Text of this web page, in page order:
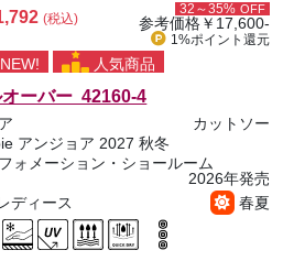
(税込)
32～35% OFF
参考価格￥17,600-
1%ポイント 還元
NEW! 人気商品
オーバー 42160-4
カットソー
アンジョア 2027 秋冬
ォメーション・ショールーム
2026年発売
ディース
春夏